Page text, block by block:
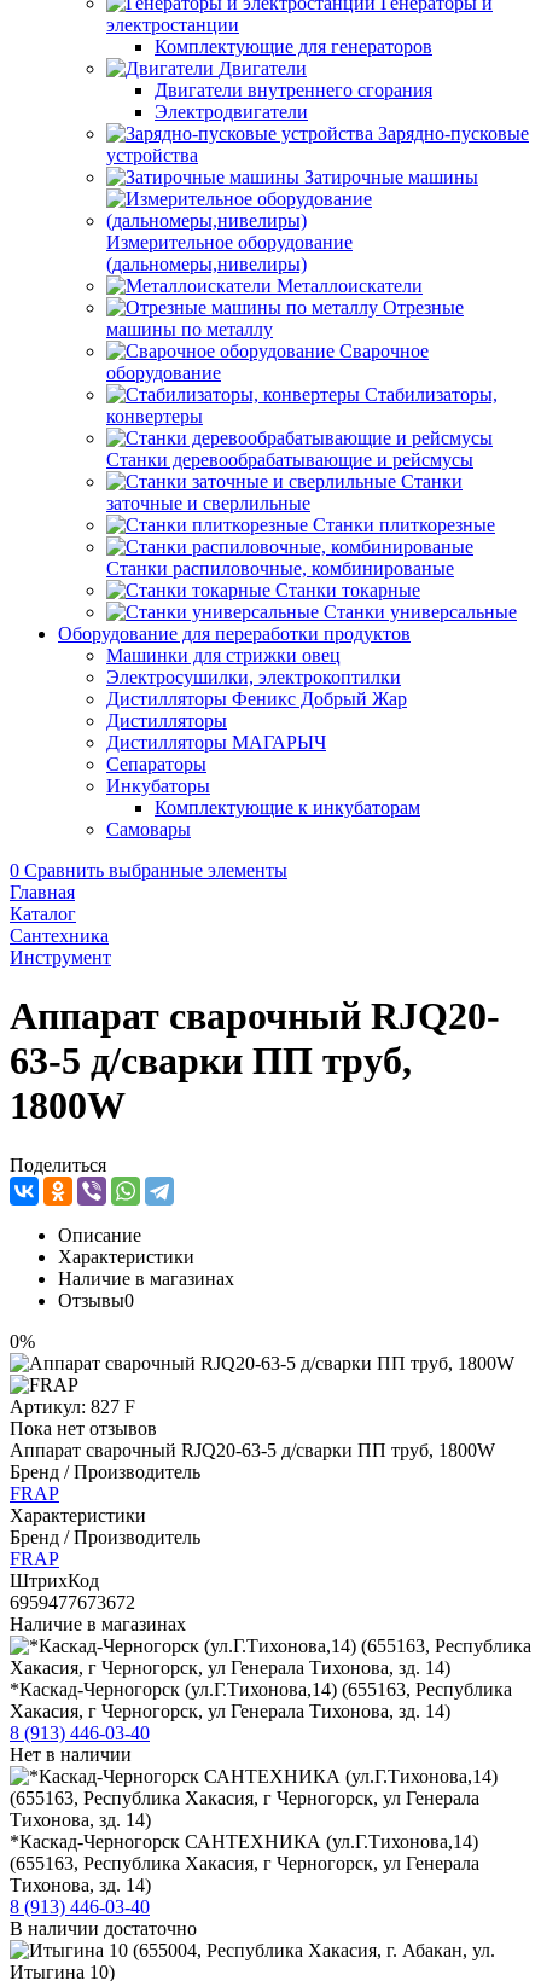
электростанции
Комплектующие для генераторов
Двигатели
Двигатели внутреннего сгорания
Электродвигатели
Зарядно-пусковые
устройства
Затирочные машины
Измерительное оборудование
(дальномеры,нивелиры)
Металлоискатели
Отрезные
машины по металлу
Сварочное
оборудование
Стабилизаторы,
конвертеры
Станки деревообрабатывающие и рейсмусы
Станки
заточные и сверлильные
Станки плиткорезные
Станки распиловочные, комбинированые
Станки токарные
Станки универсальные
Оборудование для переработки продуктов
Машинки для стрижки овец
Электросушилки, электрокоптилки
Дистилляторы Феникс Добрый Жар
Дистилляторы
Дистилляторы МАГАРЫЧ
Сепараторы
Инкубаторы
Комплектующие к инкубаторам
Самовары
0 Сравнить выбранные элементы
Главная
Каталог
Сантехника
Инструмент
Аппарат сварочный RJQ20-
63-5 д/сварки ПП труб,
1800W
Поделиться
Описание
Характеристики
Наличие в магазинах
Отзывы0
0%
Артикул: 827 F
Пока нет отзывов
Аппарат сварочный RJQ20-63-5 д/сварки ПП труб, 1800W
Бренд / Производитель
FRAP
Характеристики
Бренд / Производитель
FRAP
ШтрихКод
6959477673672
Наличие в магазинах
*Каскад-Черногорск (ул.Г.Тихонова,14) (655163, Республика
Хакасия, г Черногорск, ул Генерала Тихонова, зд. 14)
8 (913) 446-03-40
Нет в наличии
*Каскад-Черногорск САНТЕХНИКА (ул.Г.Тихонова,14)
(655163, Республика Хакасия, г Черногорск, ул Генерала
Тихонова, зд. 14)
8 (913) 446-03-40
В наличии достаточно